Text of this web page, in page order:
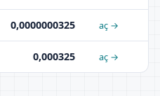
0,0000000325 aç →
0,000325 aç →